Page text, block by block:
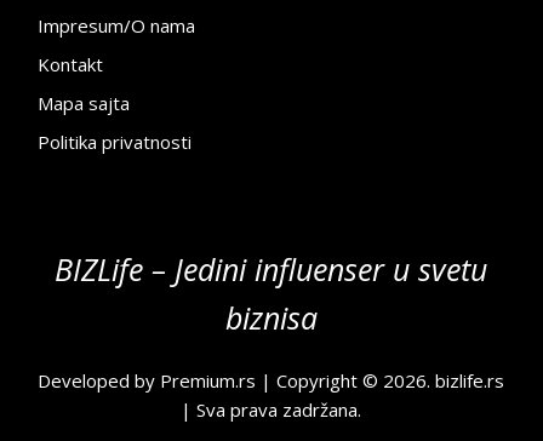
Impresum/O nama
Kontakt
Mapa sajta
Politika privatnosti
BIZLife – Jedini influenser u svetu
biznisa
Developed by Premium.rs | Copyright © 2026.bizlife.rs
| Sva prava zadržana.